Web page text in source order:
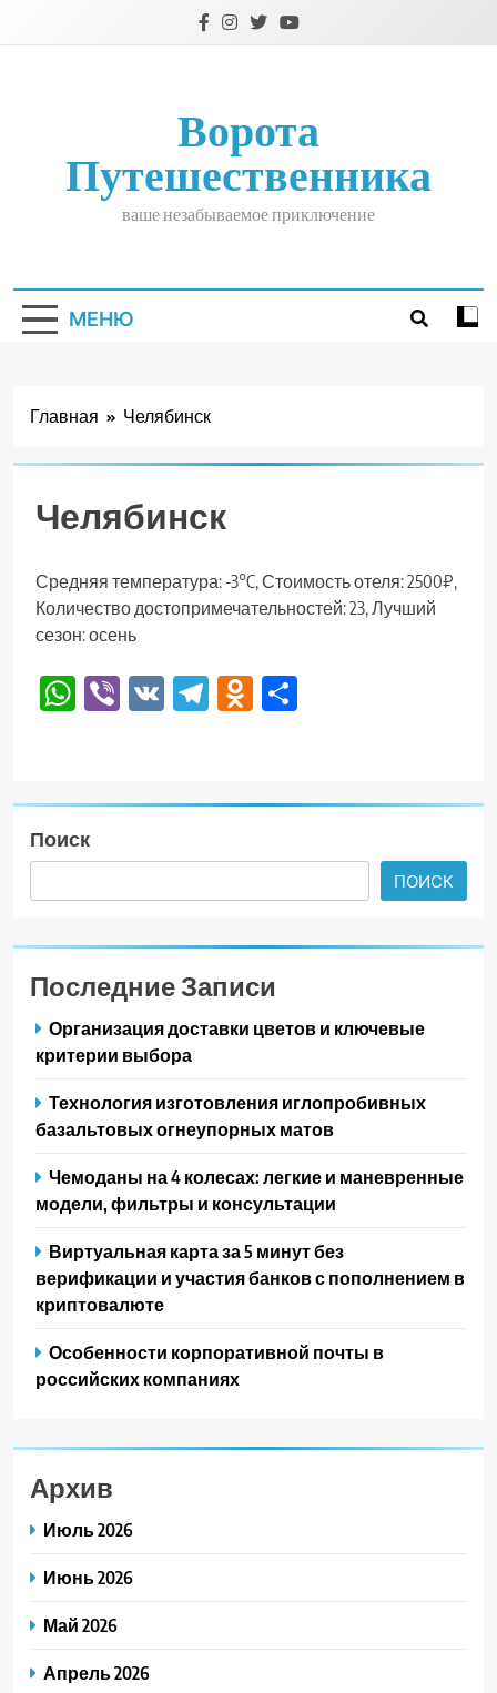
Ворота
Путешественника
ваше незабываемое приключение
МЕНЮ
Главная Челябинск
Челябинск
Средняя температура: -3°C, Стоимость отеля: 2500₽,
Количество достопримечательностей: 23, Лучший
сезон: осень
WhatsApp
Viber
VK TelegramOdnoklassniki
Поиск
ПОИСК
Последние Записи
Организация доставки цветов и ключевые
критерии выбора
Технология изготовления иглопробивных
базальтовых огнеупорных матов
Чемоданы на 4 колесах: легкие и маневренные
модели, фильтры и консультации
Виртуальная карта за 5 минут без
верификации и участия банков с пополнением в
криптовалюте
Особенности корпоративной почты в
российских компаниях
Архив
Июль 2026
Июнь 2026
Май 2026
Апрель 2026